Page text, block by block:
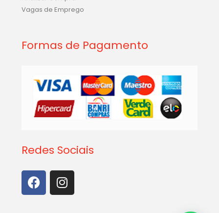
Vagas de Emprego
Formas de Pagamento
Redes Sociais